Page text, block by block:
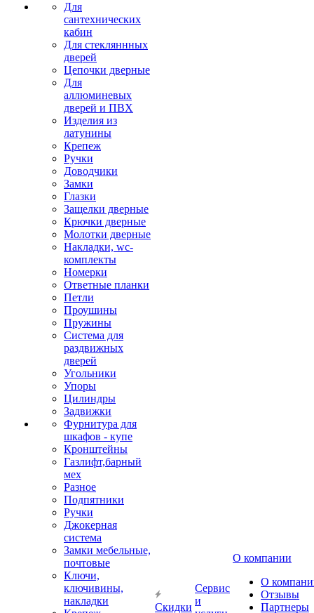
Для
сантехнических
кабин
Для стекляннных
дверей
Цепочки дверные
Для
аллюминевых
дверей и ПВХ
Изделия из
латунины
Крепеж
Ручки
Доводчики
Замки
Глазки
Защелки дверные
Крючки дверные
Молотки дверные
Накладки, wc-
комплекты
Номерки
Ответные планки
Петли
Проушины
Пружины
Система для
раздвижных
дверей
Угольники
Упоры
Цилиндры
Задвижки
Фурнитура для
шкафов - купе
Кронштейны
Газлифт,барный
мех
Разное
Подпятники
Ручки
Джокерная
система
Замки мебельные,
почтовые
Ключи,
ключивины,
накладки
Скидки
Сервис
и
О компании
О
Отзывы
Партнеры